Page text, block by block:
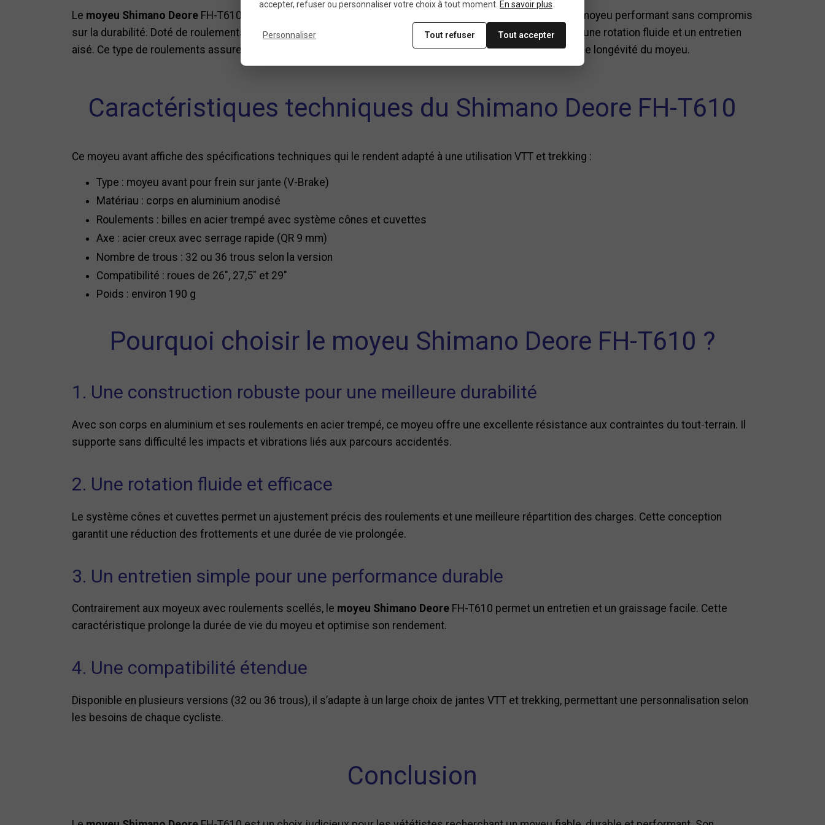
Le moyeu Shimano Deore FH-T610 est conçu pour répondre aux exigences des cyclistes recherchant un moyeu performant sans compromis
sur la durabilité. Doté de roulements à billes en acier trempé et d’un système de cônes et cuvettes, il offre une rotation fluide et un entretien
aisé. Ce type de roulements assure une meilleure répartition des charges, garantissant ainsi une plus grande longévité du moyeu.
Caractéristiques techniques du Shimano Deore FH-T610
Ce moyeu avant affiche des spécifications techniques qui le rendent adapté à une utilisation VTT et trekking :
Type : moyeu avant pour frein sur jante (V-Brake)
Matériau : corps en aluminium anodisé
Roulements : billes en acier trempé avec système cônes et cuvettes
Axe : acier creux avec serrage rapide (QR 9 mm)
Nombre de trous : 32 ou 36 trous selon la version
Compatibilité : roues de 26", 27,5" et 29"
Poids : environ 190 g
Pourquoi choisir le moyeu Shimano Deore FH-T610 ?
1. Une construction robuste pour une meilleure durabilité
Avec son corps en aluminium et ses roulements en acier trempé, ce moyeu offre une excellente résistance aux contraintes du tout-terrain. Il
supporte sans difficulté les impacts et vibrations liés aux parcours accidentés.
2. Une rotation fluide et efficace
Le système cônes et cuvettes permet un ajustement précis des roulements et une meilleure répartition des charges. Cette conception
garantit une réduction des frottements et une durée de vie prolongée.
3. Un entretien simple pour une performance durable
Contrairement aux moyeux avec roulements scellés, le moyeu Shimano Deore FH-T610 permet un entretien et un graissage facile. Cette
caractéristique prolonge la durée de vie du moyeu et optimise son rendement.
4. Une compatibilité étendue
Disponible en plusieurs versions (32 ou 36 trous), il s’adapte à un large choix de jantes VTT et trekking, permettant une personnalisation selon
les besoins de chaque cycliste.
Conclusion
accepter, refuser ou personnaliser votre choix à tout moment. En savoir plus
Personnaliser Tout refuser Tout accepter